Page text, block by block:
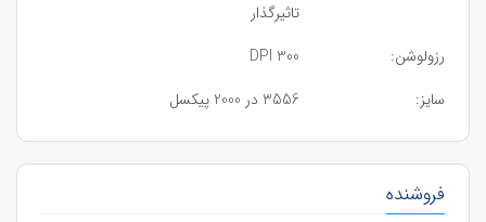
تاثیرگذار
رزولوشن:
300 DPI
سایز:
3556 در 2000 پیکسل
فروشنده